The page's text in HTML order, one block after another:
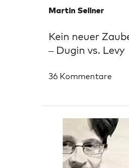
Martin Sellner
Kein neuer
– Dugin vs. Levy
36 Kommentare